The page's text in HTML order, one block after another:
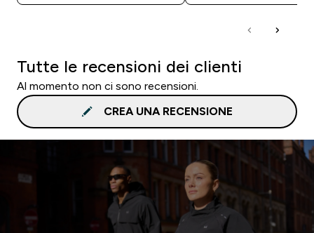
Tutte le recensioni dei clienti
Al momento non ci sono recensioni.
CREA UNA RECENSIONE